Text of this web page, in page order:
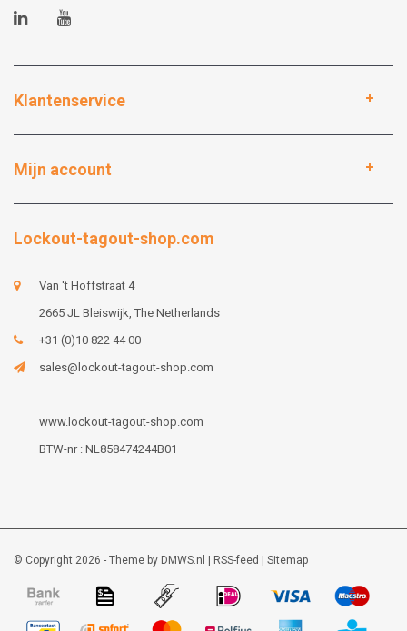
Klantenservice
Mijn account
Lockout-tagout-shop.com
Van 't Hoffstraat 4
2665 JL Bleiswijk, The Netherlands
+31 (0)10 822 44 00
sales@lockout-tagout-shop.com
www.lockout-tagout-shop.com
BTW-nr : NL858474244B01
© Copyright 2026 - Theme by DMWS.nl | RSS-feed | Sitemap